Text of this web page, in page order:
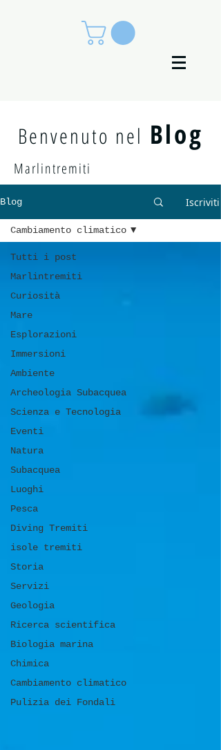
Benvenuto nel Blog
Marlintremiti
Blog Iscriviti
Tutti i post
Marlintremiti
Curiosità
Mare
Esplorazioni
Immersioni
Ambiente
Archeologia Subacquea
Scienza e Tecnologia
Eventi
Natura
Subacquea
Luoghi
Pesca
Diving Tremiti
isole tremiti
Storia
Servizi
Geologia
Ricerca scientifica
Biologia marina
Chimica
Cambiamento climatico
Pulizia dei Fondali
Cambiamento climatico